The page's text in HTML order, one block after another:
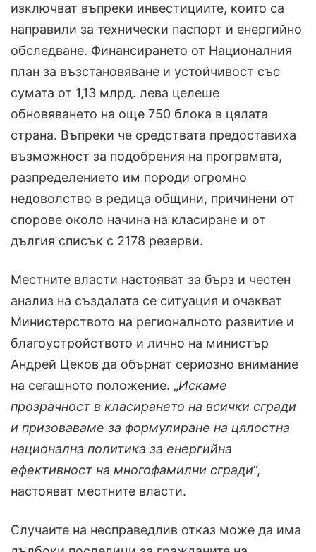
изключват въпреки инвестициите, които са
направили за технически паспорт и енергийно
обследване. Финансирането от Националния
план за възстановяване и устойчивост със
сумата от 1,13 млрд. лева целеше
обновяването на още 750 блока в цялата
страна. Въпреки че средствата предоставиха
възможност за подобрения на програмата,
разпределението им породи огромно
недоволство в редица общини, причинени от
спорове около начина на класиране и от
дългия списък с 2178 резерви.
Местните власти настояват за бърз и честен
анализ на създалата се ситуация и очакват
Министерството на регионалното развитие и
благоустройството и лично на министър
Андрей Цеков да обърнат сериозно внимание
на сегашното положение. „Искаме
прозрачност в класирането на всички сгради
и призоваваме за формулиране на цялостна
национална политика за енергийна
ефективност на многофамилни сгради“,
настояват местните власти.
Случаите на несправедлив отказ може да има